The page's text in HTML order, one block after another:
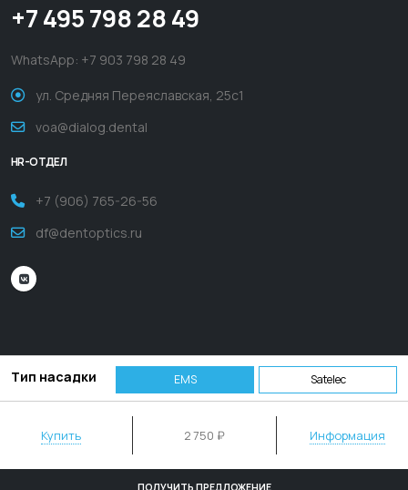
Тип насадки EMS Satelec
Купить 2750 ₽ Информация
+7 495 798 28 49
WhatsApp: +7 903 798 28 49
ул. Средняя Переяславская, 25с1
voa@dialog.dental
HR-ОТДЕЛ
+7 (906) 765-26-56
df@dentoptics.ru
ООО "ДИАЛОГ ДЕНТ МСК" ИНН 7721459795 ОГРН 1167746188444